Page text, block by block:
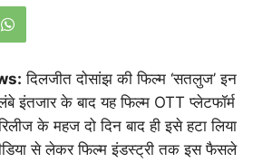
दिलजीत दोसांझ की फिल्म ‘सतलुज’ इन
इंतजार के बाद यह फिल्म OTT प्लेटफॉर्म
के महज दो दिन बाद ही इसे हटा लिया
से लेकर फिल्म इंडस्ट्री तक इस फैसले